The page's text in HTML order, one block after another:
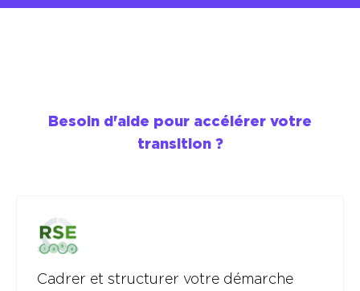
Besoin d'aide pour accélérer votre
transition ?
Cadrer et structurer votre démarche